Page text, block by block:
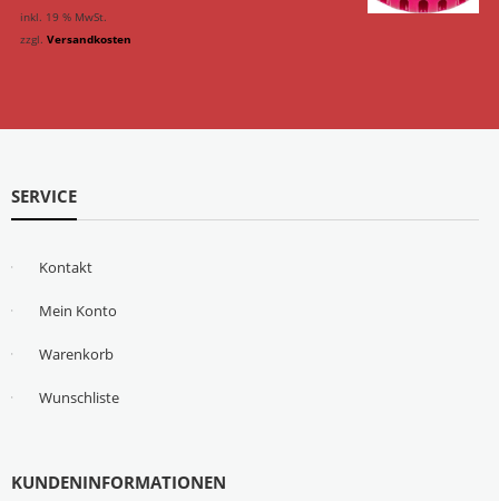
inkl. 19 % MwSt.
zzgl. Versandkosten
SERVICE
Kontakt
Mein Konto
Warenkorb
Wunschliste
KUNDENINFORMATIONEN